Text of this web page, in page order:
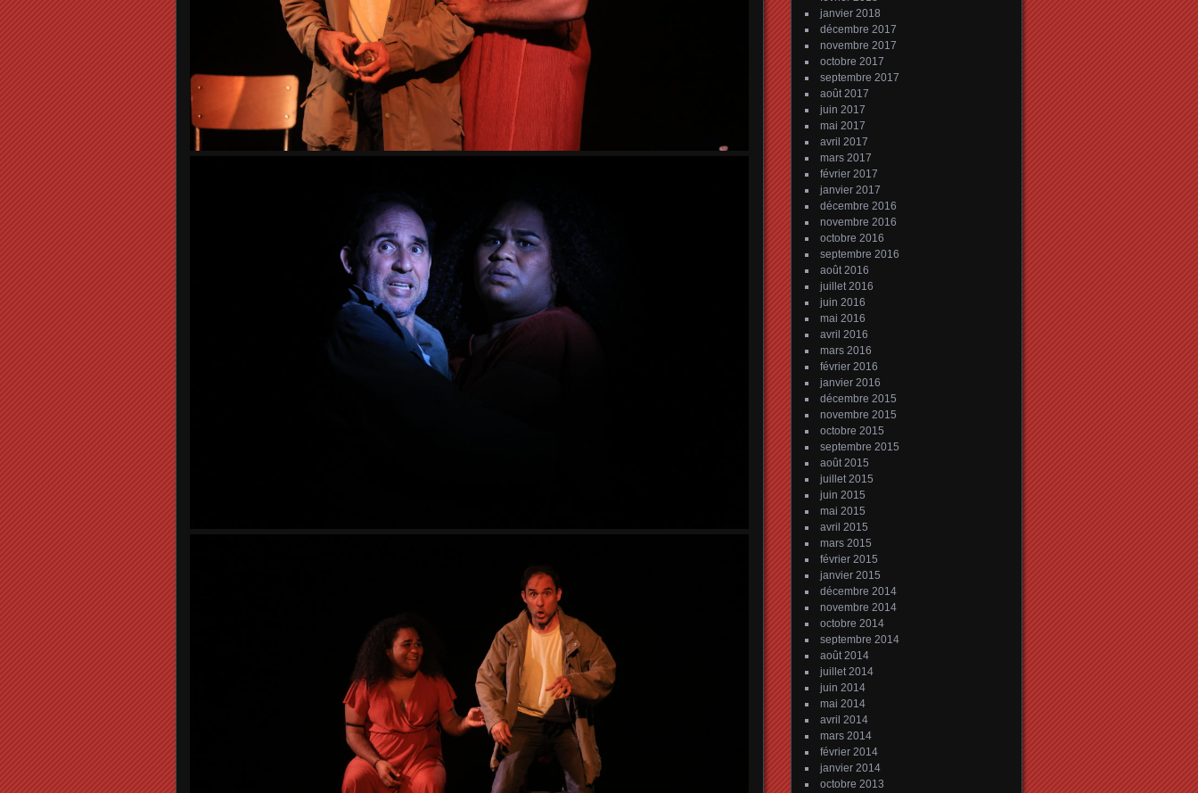
janvier 2018
décembre 2017
novembre 2017
octobre 2017
septembre 2017
août 2017
juin 2017
mai 2017
avril 2017
mars 2017
février 2017
janvier 2017
décembre 2016
novembre 2016
octobre 2016
septembre 2016
août 2016
juillet 2016
juin 2016
mai 2016
avril 2016
mars 2016
février 2016
janvier 2016
décembre 2015
novembre 2015
octobre 2015
septembre 2015
août 2015
juillet 2015
juin 2015
mai 2015
avril 2015
mars 2015
février 2015
janvier 2015
décembre 2014
novembre 2014
octobre 2014
septembre 2014
août 2014
juillet 2014
juin 2014
mai 2014
avril 2014
mars 2014
février 2014
janvier 2014
octobre 2013